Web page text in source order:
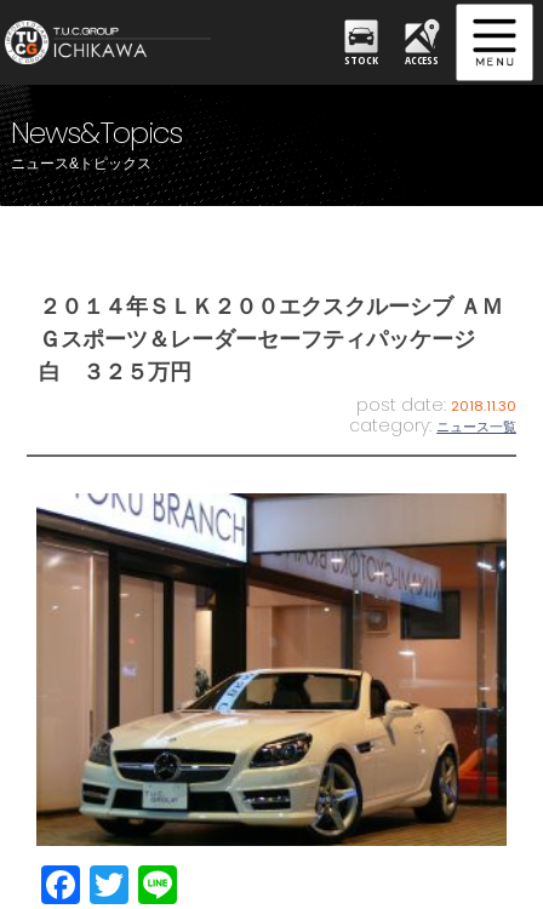
STOCK ACCESS
News&Topics
ニュース&トピックス
２０１４年ＳＬＫ２００エクスクルーシブ ＡＭ
Ｇスポーツ＆レーダーセーフティパッケージ
白 ３２５万円
post date: 2018.11.30
category: ニュース一覧
Facebook
Twitter